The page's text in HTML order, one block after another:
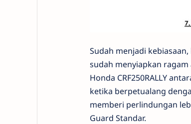
Sudah menjadi
sudah menyiapkan
Honda CRF250RALLY
ketika berpetualang
memberi perlindungan
Guard Standar.